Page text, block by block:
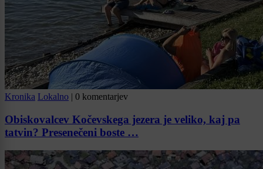
Kronika Lokalno | 0 komentarjev
Obiskovalcev Kočevskega jezera je veliko, kaj pa
tatvin? Presenečeni boste …